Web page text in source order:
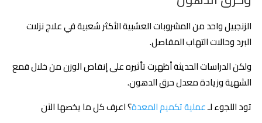
الزنجبيل واحد من المشروبات العشبية الأكثر شعبية في علاج نزلات
البرد وحالات التهاب المفاصل.
ولكن الدراسات الحديثة أظهرت تأثيره على إنقاص الوزن من خلال قمع
الشهية وزيادة معدل حرق الدهون.
تود اللجوء لـعملية تكميم المعدة؟ اعرف كل ما يخصها الآن